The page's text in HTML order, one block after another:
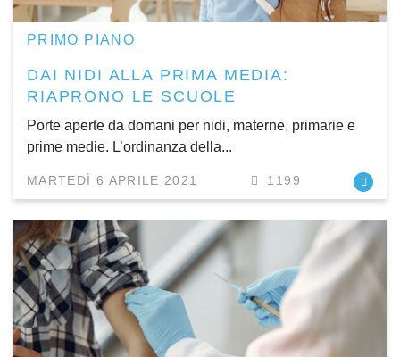
PRIMO PIANO
DAI NIDI ALLA PRIMA MEDIA:
RIAPRONO LE SCUOLE
Porte aperte da domani per nidi, materne, primarie e
prime medie. L’ordinanza della...
MARTEDÌ 6 APRILE 2021 1199